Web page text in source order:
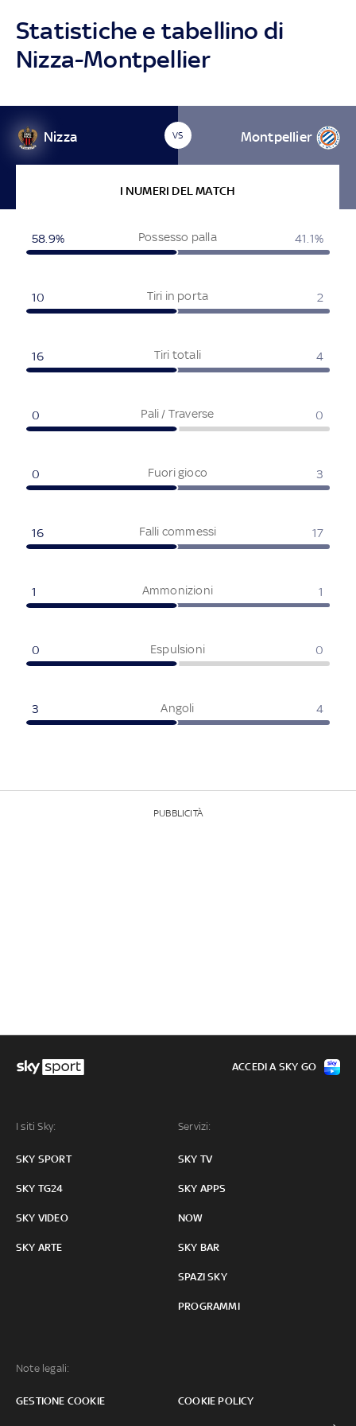
Statistiche e tabellino di
Nizza-Montpellier
Nizza VS Montpellier
I NUMERI DEL MATCH
Possesso palla
58.9% 41.1%
Tiri in porta
10 2
Tiri totali
16 4
Pali / Traverse
0 0
Fuori gioco
0 3
Falli commessi
16 17
Ammonizioni
1 1
Espulsioni
0 0
Angoli
3 4
PUBBLICITÀ
I siti Sky:
SKY SPORT
SKY TG24
SKY VIDEO
SKY ARTE
Servizi:
SKY TV
SKY APPS
NOW
SKY BAR
SPAZI SKY
PROGRAMMI
Note legali:
GESTIONE COOKIE COOKIE POLICY
ACCEDI A SKY GO